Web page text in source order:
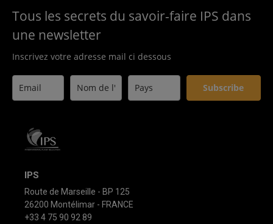
Tous les secrets du savoir-faire IPS dans
une newsletter
Inscrivez votre adresse mail ci dessous
Subscribe
IPS
Route de Marseille - BP 125
26200 Montélimar - FRANCE
+33 4 75 90 92 89